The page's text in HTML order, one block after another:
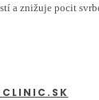
a znižuje pocit